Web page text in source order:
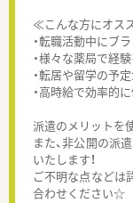
≪こんな方にオス
・転職活動中にブ
・様々な薬局で経
・転居や留学の予
・高時給で効率的
派遣のメリットを
また、非公開の派
いたします！
ご不明な点などは
合わせください☆